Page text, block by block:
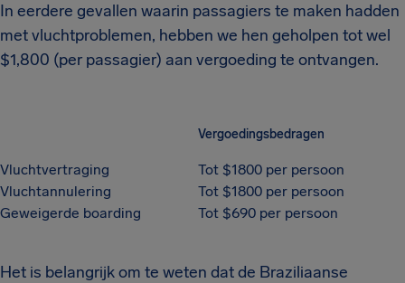
In eerdere gevallen waarin passagiers te maken hadden
met vluchtproblemen, hebben we hen geholpen tot wel
$1,800 (per passagier) aan vergoeding te ontvangen.
Vergoedingsbedragen
Vluchtvertraging
Tot $1800 per persoon
Vluchtannulering
Tot $1800 per persoon
Geweigerde boarding
Tot $690 per persoon
Het is belangrijk om te weten dat de Braziliaanse